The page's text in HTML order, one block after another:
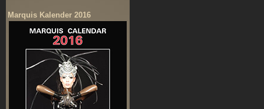
Marquis Kalender 2016